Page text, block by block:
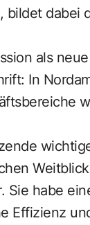
bildet dabei
als
In
Sie habe
Effizienz